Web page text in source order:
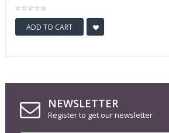
ADD TO CART
NEWSLETTER
Register to get our newsletter